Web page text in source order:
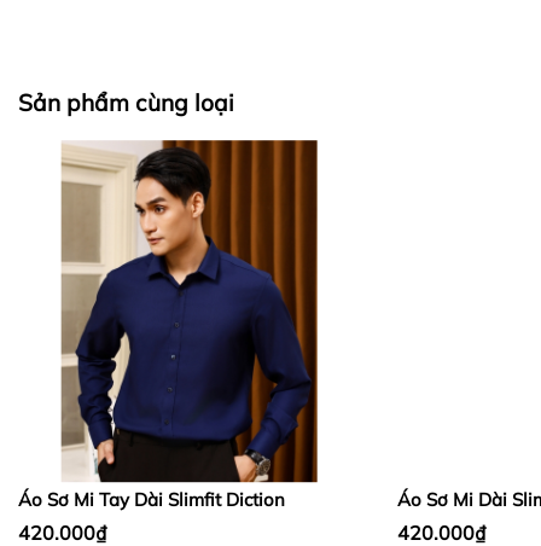
Bước 1:
Bước 2:
Sản phẩm cùng loại
Áo Sơ Mi Tay Dài Slimfit Diction
420.000₫
Áo Sơ Mi Dài
420.000₫